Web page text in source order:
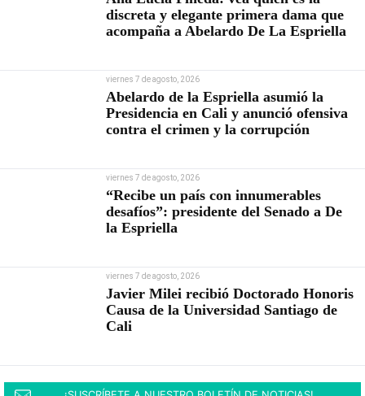
discreta y elegante primera dama que
acompaña a Abelardo De La Espriella
viernes 7 de agosto, 2026
Abelardo de la Espriella asumió la
Presidencia en Cali y anunció ofensiva
contra el crimen y la corrupción
viernes 7 de agosto, 2026
“Recibe un país con innumerables
desafíos”: presidente del Senado a De
la Espriella
viernes 7 de agosto, 2026
Javier Milei recibió Doctorado Honoris
Causa de la Universidad Santiago de
Cali